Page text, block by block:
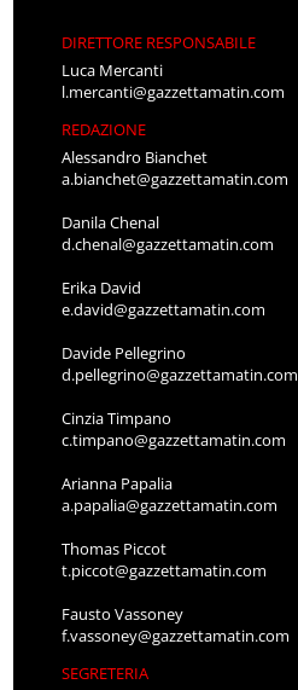
DIRETTORE RESPONSABILE
Luca Mercanti
l.mercanti@gazzettamatin.com
REDAZIONE
Alessandro Bianchet
a.bianchet@gazzettamatin.com
Danila Chenal
d.chenal@gazzettamatin.com
Erika David
e.david@gazzettamatin.com
Davide Pellegrino
d.pellegrino@gazzettamatin.com
Cinzia Timpano
c.timpano@gazzettamatin.com
Arianna Papalia
a.papalia@gazzettamatin.com
Thomas Piccot
t.piccot@gazzettamatin.com
Fausto Vassoney
f.vassoney@gazzettamatin.com
SEGRETERIA